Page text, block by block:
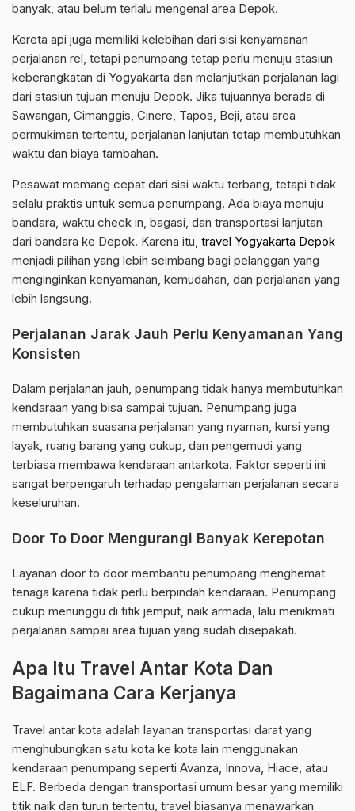
banyak, atau belum terlalu mengenal area Depok.
Kereta api juga memiliki kelebihan dari sisi kenyamanan
perjalanan rel, tetapi penumpang tetap perlu menuju stasiun
keberangkatan di Yogyakarta dan melanjutkan perjalanan lagi
dari stasiun tujuan menuju Depok. Jika tujuannya berada di
Sawangan, Cimanggis, Cinere, Tapos, Beji, atau area
permukiman tertentu, perjalanan lanjutan tetap membutuhkan
waktu dan biaya tambahan.
Pesawat memang cepat dari sisi waktu terbang, tetapi tidak
selalu praktis untuk semua penumpang. Ada biaya menuju
bandara, waktu check in, bagasi, dan transportasi lanjutan
dari bandara ke Depok. Karena itu, travel Yogyakarta Depok
menjadi pilihan yang lebih seimbang bagi pelanggan yang
menginginkan kenyamanan, kemudahan, dan perjalanan yang
lebih langsung.
Perjalanan Jarak Jauh Perlu Kenyamanan Yang
Konsisten
Dalam perjalanan jauh, penumpang tidak hanya membutuhkan
kendaraan yang bisa sampai tujuan. Penumpang juga
membutuhkan suasana perjalanan yang nyaman, kursi yang
layak, ruang barang yang cukup, dan pengemudi yang
terbiasa membawa kendaraan antarkota. Faktor seperti ini
sangat berpengaruh terhadap pengalaman perjalanan secara
keseluruhan.
Door To Door Mengurangi Banyak Kerepotan
Layanan door to door membantu penumpang menghemat
tenaga karena tidak perlu berpindah kendaraan. Penumpang
cukup menunggu di titik jemput, naik armada, lalu menikmati
perjalanan sampai area tujuan yang sudah disepakati.
Apa Itu Travel Antar Kota Dan
Bagaimana Cara Kerjanya
Travel antar kota adalah layanan transportasi darat yang
menghubungkan satu kota ke kota lain menggunakan
kendaraan penumpang seperti Avanza, Innova, Hiace, atau
ELF. Berbeda dengan transportasi umum besar yang memiliki
titik naik dan turun tertentu, travel biasanya menawarkan